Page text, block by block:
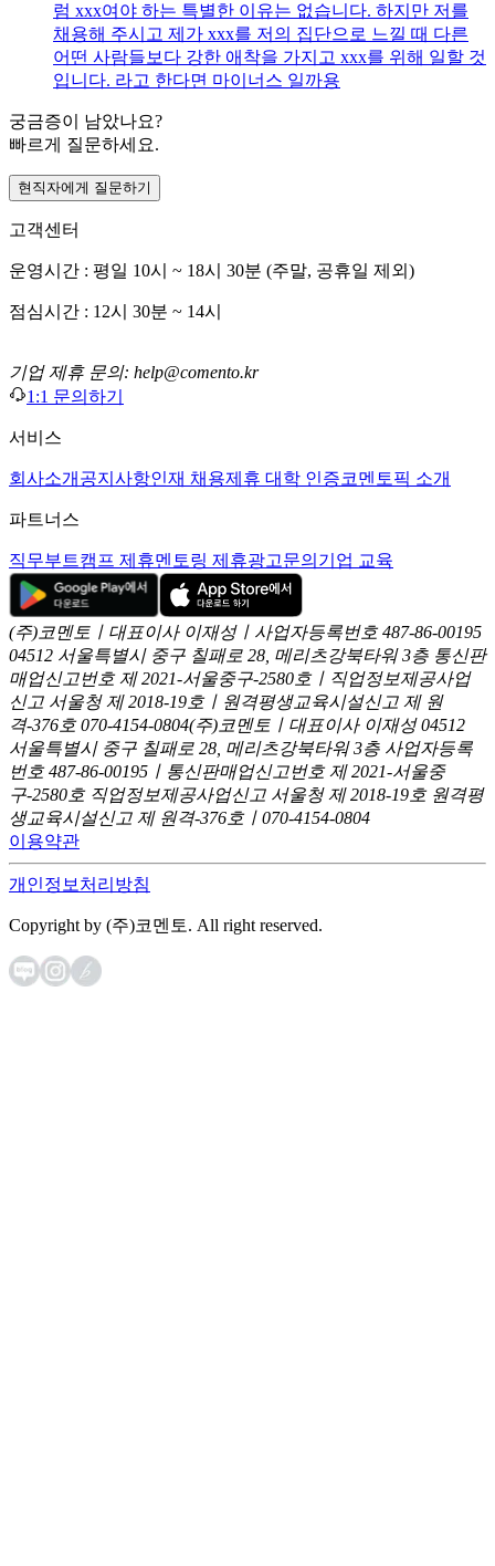
럼 xxx여야 하는 특별한 이유는 없습니다. 하지만 저를
채용해 주시고 제가 xxx를 저의 집단으로 느낄 때 다른
어떤 사람들보다 강한 애착을 가지고 xxx를 위해 일할 것
입니다. 라고 한다면 마이너스 일까용
궁금증이 남았나요?
빠르게 질문하세요.
현직자에게 질문하기
고객센터
운영시간 : 평일 10시 ~ 18시 30분 (주말, 공휴일 제외)
점심시간 : 12시 30분 ~ 14시
기업 제휴 문의: help@comento.kr
1:1 문의하기
서비스
회사소개 공지사항인재 채용제휴 대학 인증코멘토픽 소개
파트너스
직무부트캠프 제휴멘토링 제휴광고문의 기업 교육
(주)코멘토ㅣ대표이사 이재성ㅣ사업자등록번호 487-86-00195
04512 서울특별시 중구 칠패로 28, 메리츠강북타워 3층 통신판
매업신고번호 제 2021-서울중구-2580호ㅣ직업정보제공사업
신고 서울청 제 2018-19호ㅣ원격평생교육시설신고 제 원
격-376호 070-4154-0804(주)코멘토ㅣ대표이사 이재성 04512
서울특별시 중구 칠패로 28, 메리츠강북타워 3층 사업자등록
번호 487-86-00195ㅣ통신판매업신고번호 제 2021-서울중
구-2580호 직업정보제공사업신고 서울청 제 2018-19호 원격평
생교육시설신고 제 원격-376호ㅣ070-4154-0804
이용약관
개인정보처리방침
Copyright by (주)코멘토. All right reserved.